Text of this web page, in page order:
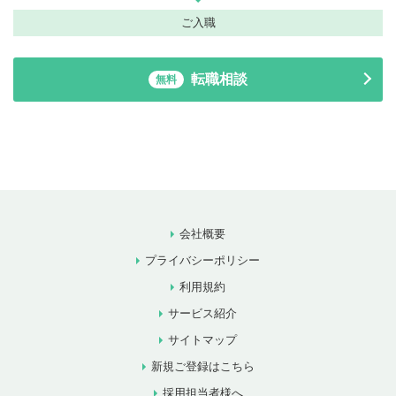
ご入職
無料 転職相談
会社概要
プライバシーポリシー
利用規約
サービス紹介
サイトマップ
新規ご登録はこちら
採用担当者様へ